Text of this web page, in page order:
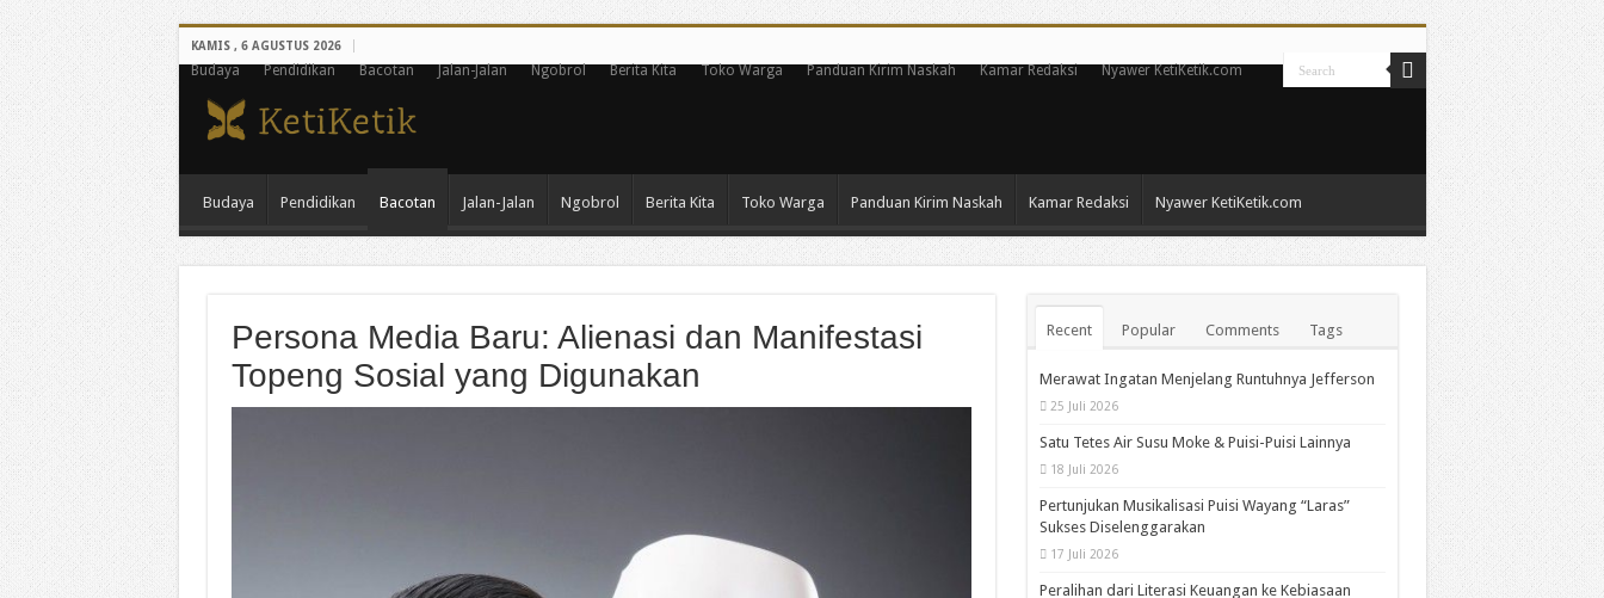
KAMIS , 6 AGUSTUS 2026
Budaya Pendidikan Bacotan Jalan-Jalan Ngobrol Berita Kita Toko Warga Panduan Kirim Naskah Kamar Redaksi Nyawer KetiKetik.com
Budaya Pendidikan Bacotan Jalan-Jalan Ngobrol Berita Kita Toko Warga Panduan Kirim Naskah Kamar Redaksi Nyawer KetiKetik.com
Persona Media Baru: Alienasi dan Manifestasi
Topeng Sosial yang Digunakan
Recent Popular Comments Tags
Merawat Ingatan Menjelang Runtuhnya Jefferson
25 Juli 2026
Satu Tetes Air Susu Moke & Puisi-Puisi Lainnya
18 Juli 2026
Pertunjukan Musikalisasi Puisi Wayang “Laras”
Sukses Diselenggarakan
17 Juli 2026
Peralihan dari Literasi Keuangan ke Kebiasaan